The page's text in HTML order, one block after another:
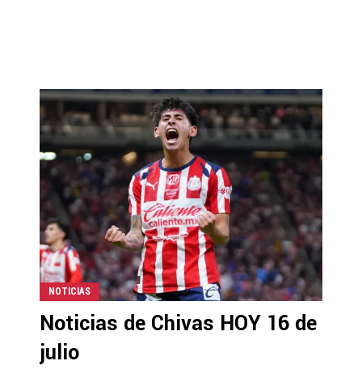
NOTICIAS
Noticias de Chivas HOY 16 de
julio